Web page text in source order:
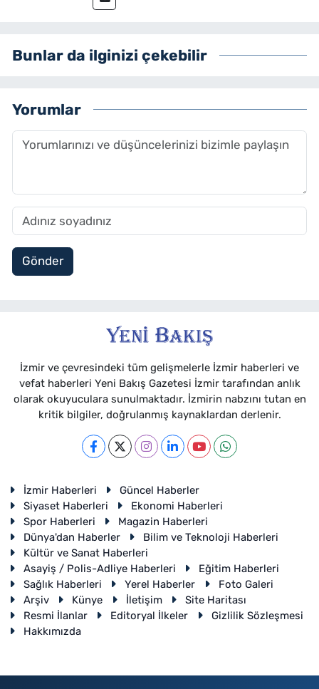
Bunlar da ilginizi çekebilir
Yorumlar
Gönder
İzmir ve çevresindeki tüm gelişmelerle İzmir haberleri ve
vefat haberleri Yeni Bakış Gazetesi İzmir tarafından anlık
olarak okuyuculara sunulmaktadır. İzmirin nabzını tutan en
kritik bilgiler, doğrulanmış kaynaklardan derlenir.
İzmir Haberleri
Güncel Haberler
Siyaset Haberleri
Ekonomi Haberleri
Spor Haberleri
Magazin Haberleri
Dünya'dan Haberler
Bilim ve Teknoloji Haberleri
Kültür ve Sanat Haberleri
Asayiş / Polis-Adliye Haberleri
Eğitim Haberleri
Sağlık Haberleri
Yerel Haberler
Foto Galeri
Arşiv
Künye İletişim
Site Haritası
Resmi İlanlar
Editoryal İlkeler
Gizlilik Sözleşmesi
Hakkımızda